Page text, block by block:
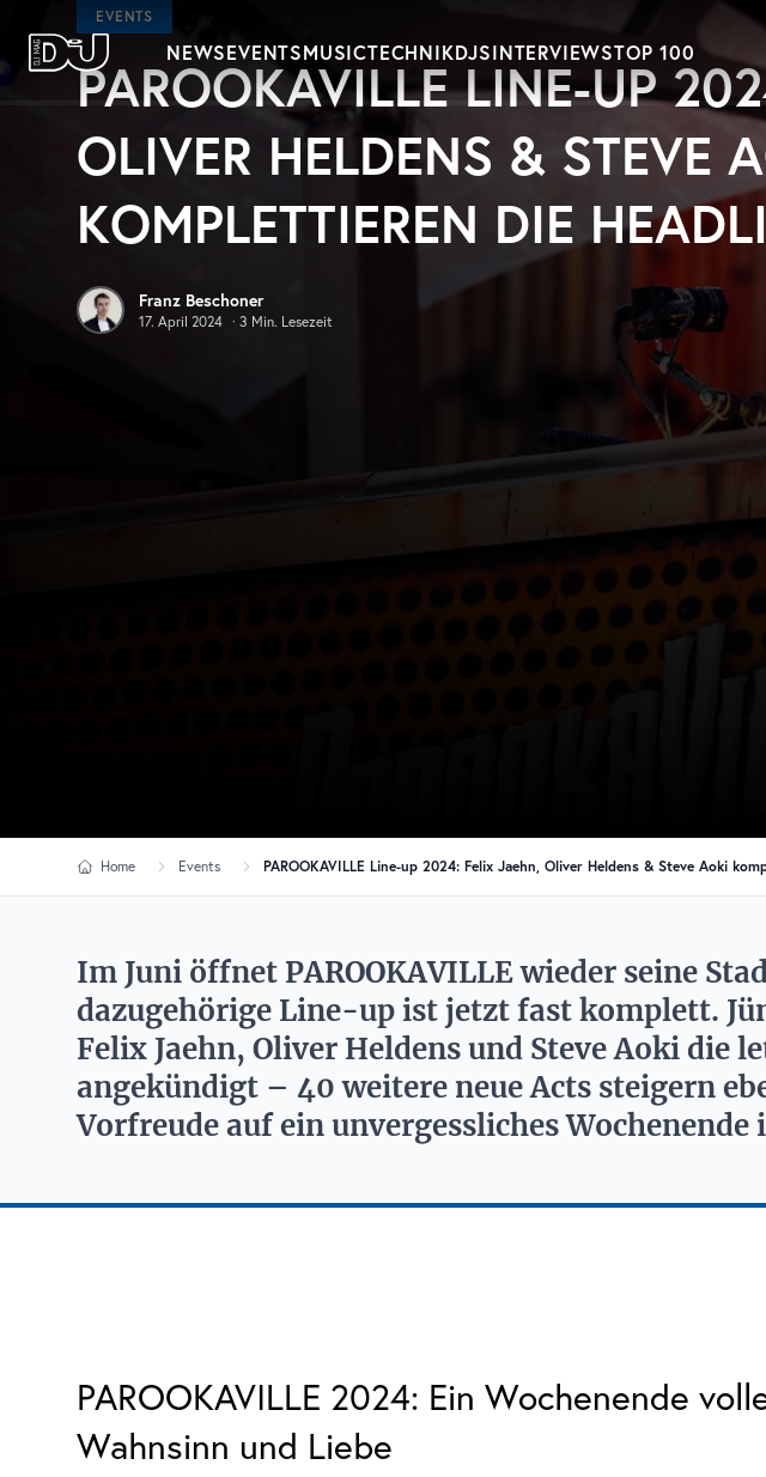
Zum Hauptinhalt springen
DJ Mag Germany
NEWSEVENTSMUSICTECHNIKDJSINTERVIEWSTOP 100
EVENTS
PAROOKAVILLE LINE-UP
OLIVER HELDENS & STEVE
KOMPLETTIEREN DIE
Franz Beschoner
17. April 2024 · 3 Min. Lesezeit
Home Events PAROOKAVILLE Line-up 2024: Felix Jaehn, Oliver Heldens & Steve Aoki
Im Juni öffnet PAROOKAVILLE wieder seine
dazugehörige Line-up ist jetzt fast komplett.
Felix Jaehn, Oliver Heldens und Steve Aoki die
angekündigt – 40 weitere neue Acts steigern
Vorfreude auf ein unvergessliches Wochenende
PAROOKAVILLE 2024: Ein Wochenende
Wahnsinn und Liebe